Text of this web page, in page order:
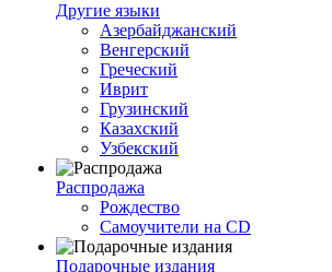
Другие языки
Азербайджанский
Венгерский
Греческий
Иврит
Грузинский
Казахский
Узбекский
Распродажа
Рождество
Самоучители на CD
Подарочные издания